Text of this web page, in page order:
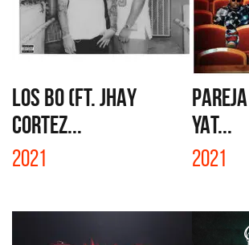
LOS BO (FT. JHAY
CORTEZ...
2021
YAT...
2021